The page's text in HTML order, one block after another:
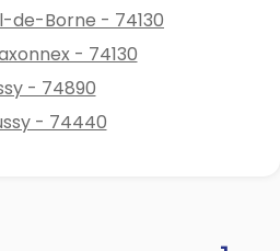
de prévention :
de l'eau,
sensation de soif
activités physiques
de-Borne - 74130
- 74130
- 74890
- 74440